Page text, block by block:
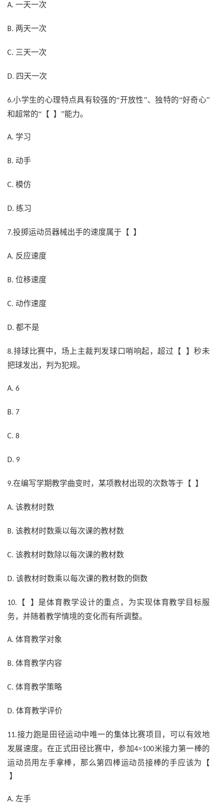
A. 一天一次
B. 两天一次
C. 三天一次
D. 四天一次
6.小学生的心理特点具有较强的“开放性”、独特的“好奇心”
和超常的“【 】”能力。
A. 学习
B. 动手
C. 模仿
D. 练习
7.投掷运动员器械出手的速度属于【 】
A. 反应速度
B. 位移速度
C. 动作速度
D. 都不是
8.排球比赛中，场上主裁判发球口哨响起，超过【 】秒未
把球发出，判为犯规。
A. 6
B. 7
C. 8
D. 9
9.在编写学期教学曲变时，某项教材出现的次数等于【 】
A. 该教材时数
B. 该教材时数乘以每次课的教材数
C. 该教材时数除以每次课的教材数
D. 该教材时数乘以每次课的教材数的倒数
10. 【 】是体育教学设计的重点，为实现体育教学目标服
务，并随着教学情境的变化而有所调整。
A. 体育教学对象
B. 体育教学内容
C. 体育教学策略
D. 体育教学评价
11.接力跑是田径运动中唯一的集体比赛项目，可以有效地
发展速度。在正式田径比赛中，参加4×100米接力第一棒的
运动员用左手拿棒，那么第四棒运动员接棒的手应该为【
】
A. 左手